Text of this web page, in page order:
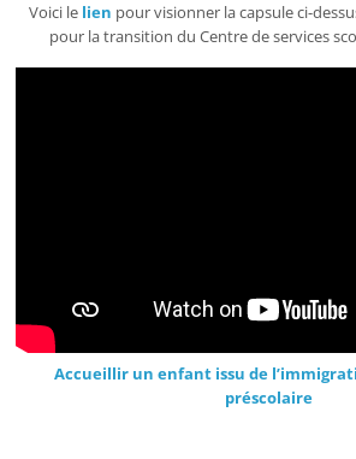
Voici le lien pour visionner la capsule ci-
pour la transition du Centre de services
Accueillir un enfant issu de
préscolaire